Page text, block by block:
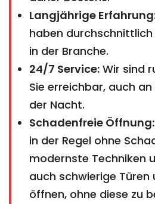
Langjährige
haben
in der Branche.
24/7 Service: Wir sind
Sie erreichbar, auch
der Nacht.
Schadenfreie Öffnung:
in der Regel ohne
modernste Techniken
auch schwierige Türen
öffnen, ohne diese zu